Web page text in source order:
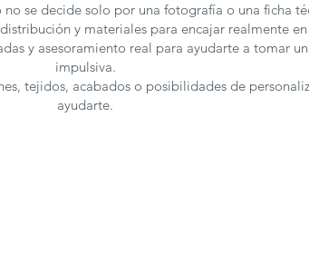
se decide solo por una fotografía o una ficha
y materiales para encajar realmente
y asesoramiento real para ayudarte a tomar
impulsiva.
tejidos, acabados o posibilidades de
ayudarte.